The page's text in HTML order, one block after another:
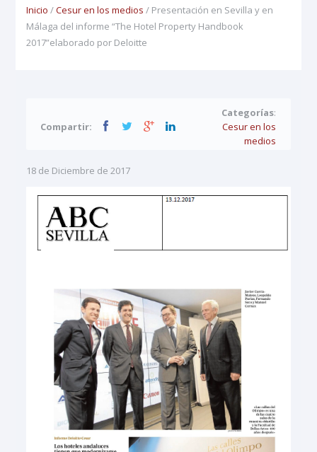
Inicio /Cesur en los medios / Presentación en Sevilla y en
Málaga del informe “The Hotel Property Handbook
2017”elaborado por Deloitte
Compartir:
Categorías:
Cesur en los
medios
18 de Diciembre de 2017